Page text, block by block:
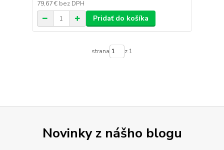
79,67 € bez DPH
Pridať do košíka
strana z 1
Novinky z nášho blogu